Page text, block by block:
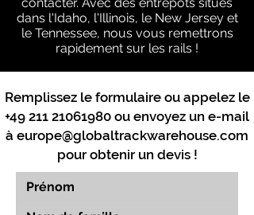
dans l'Idaho, l'Illinois, le New Jersey et
le Tennessee, nous vous remettrons
rapidement sur les rails !
Remplissez le formulaire ou appelez le
+49 211 21061980 ou envoyez un e-mail
à europe@globaltrackwarehouse.com
pour obtenir un devis !